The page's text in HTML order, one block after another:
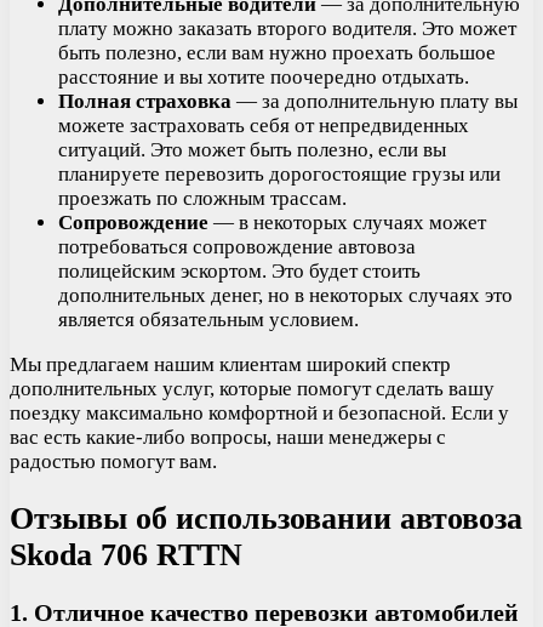
Дополнительные водители — за дополнительную
плату можно заказать второго водителя. Это может
быть полезно, если вам нужно проехать большое
расстояние и вы хотите поочередно отдыхать.
Полная страховка — за дополнительную плату вы
можете застраховать себя от непредвиденных
ситуаций. Это может быть полезно, если вы
планируете перевозить дорогостоящие грузы или
проезжать по сложным трассам.
Сопровождение — в некоторых случаях может
потребоваться сопровождение автовоза
полицейским эскортом. Это будет стоить
дополнительных денег, но в некоторых случаях это
является обязательным условием.
Мы предлагаем нашим клиентам широкий спектр
дополнительных услуг, которые помогут сделать вашу
поездку максимально комфортной и безопасной. Если у
вас есть какие-либо вопросы, наши менеджеры с
радостью помогут вам.
Отзывы об использовании автовоза
Skoda 706 RTTN
1. Отличное качество перевозки автомобилей